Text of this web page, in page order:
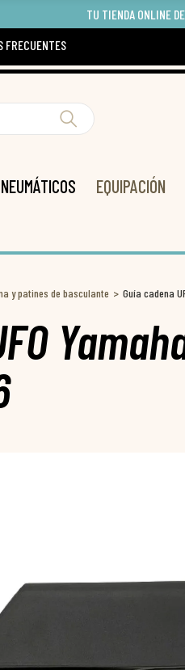
TU TIENDA ONLINE
FRECUENTES
NEUMÁTICOS EQUIPACIÓN
y patines de basculante Guía cadena